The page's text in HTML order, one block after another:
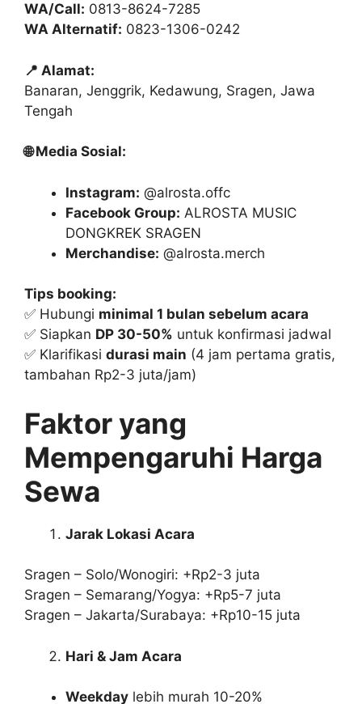
WA/Call: 0813-8624-7285
WA Alternatif: 0823-1306-0242
📍 Alamat:
Banaran, Jenggrik, Kedawung, Sragen, Jawa
Tengah
🌐 Media Sosial:
Instagram: @alrosta.offc
Facebook Group: ALROSTA MUSIC
DONGKREK SRAGEN
Merchandise: @alrosta.merch
Tips booking:
✅ Hubungi minimal 1 bulan sebelum acara
✅ Siapkan DP 30-50% untuk konfirmasi jadwal
✅ Klarifikasi durasi main (4 jam pertama gratis,
tambahan Rp2-3 juta/jam)
Faktor yang
Mempengaruhi Harga
Sewa
Jarak Lokasi Acara
Sragen – Solo/Wonogiri: +Rp2-3 juta
Sragen – Semarang/Yogya: +Rp5-7 juta
Sragen – Jakarta/Surabaya: +Rp10-15 juta
Hari & Jam Acara
Weekday lebih murah 10-20%